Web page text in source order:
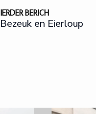
IERDER BERICH
Bezeuk en Eierloup